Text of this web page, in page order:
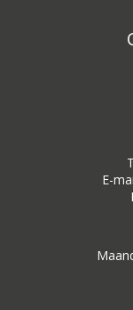
E-